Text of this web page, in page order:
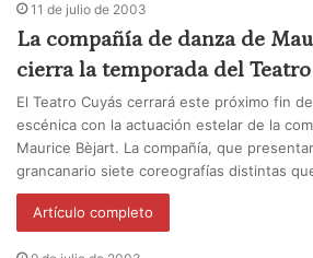
11 de julio de 2003
La compañía de danza de
cierra la temporada del Teatro
El Teatro Cuyás cerrará este próximo fin
escénica con la actuación estelar de la
Maurice Bèjart. La compañía, que
grancanario siete coreografías distintas
Artículo completo